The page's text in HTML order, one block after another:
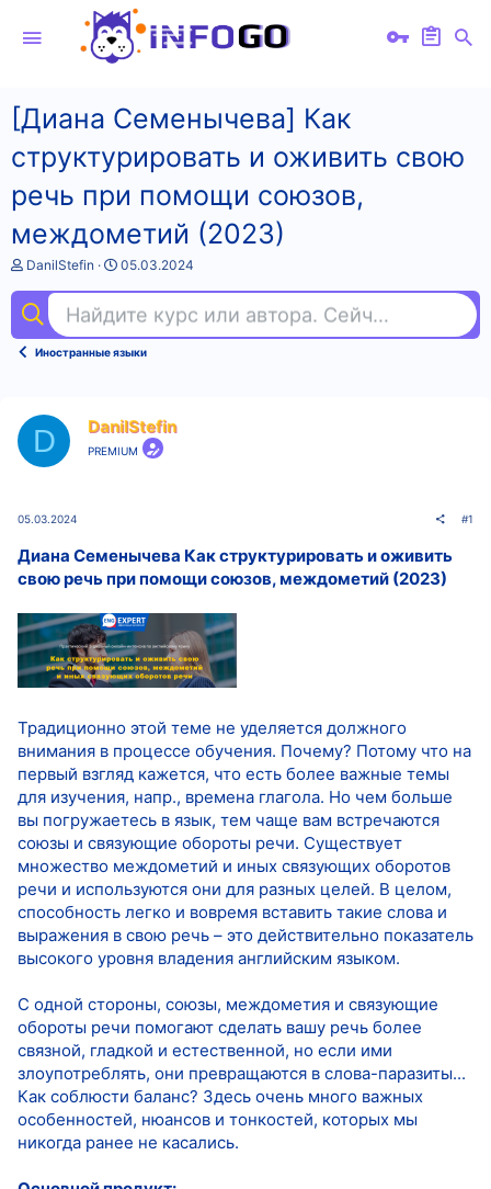
[Диана Семенычева] Как
структурировать и оживить свою
речь при помощи союзов,
междометий (2023)
А
т
о
т
DanilStefin
Д
а
н
а
а
05.03.2024
Найдите курс или автора. Сейчас ищут
Иностранные языки
D DanilStefin
PREMIUM
05.03.2024 #1
Диана Семенычева Как структурировать и оживить
свою речь при помощи союзов, междометий (2023)
Традиционно этой теме не уделяется должного
внимания в процессе обучения. Почему? Потому что на
первый взгляд кажется, что есть более важные темы
для изучения, напр., времена глагола. Но чем больше
вы погружаетесь в язык, тем чаще вам встречаются
союзы и связующие обороты речи. Существует
множество междометий и иных связующих оборотов
речи и используются они для разных целей. В целом,
способность легко и вовремя вставить такие слова и
выражения в свою речь – это действительно показатель
высокого уровня владения английским языком.
С одной стороны, союзы, междометия и связующие
обороты речи помогают сделать вашу речь более
связной, гладкой и естественной, но если ими
злоупотреблять, они превращаются в слова-паразиты...
Как соблюсти баланс? Здесь очень много важных
особенностей, нюансов и тонкостей, которых мы
никогда ранее не касались.